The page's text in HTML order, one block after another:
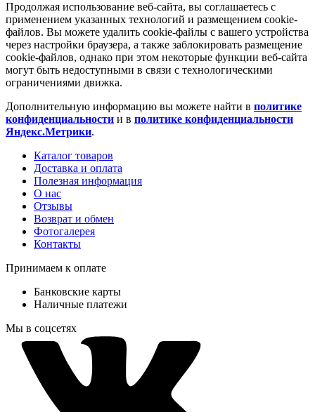
Продолжая использование веб-сайта, вы соглашаетесь с
применением указанных технологий и размещением cookie-
файлов. Вы можете удалить cookie-файлы с вашего устройства
через настройки браузера, а также заблокировать размещение
cookie-файлов, однако при этом некоторые функции веб-сайта
могут быть недоступными в связи с технологическими
ограничениями движка.
Дополнительную информацию вы можете найти в политике
конфиденциальности и в политике конфиденциальности
Яндекс.Метрики.
Каталог товаров
Доставка и оплата
Полезная информация
О нас
Отзывы
Возврат и обмен
Фотогалерея
Контакты
Принимаем к оплате
Банковские карты
Наличные платежи
Мы в соцсетях